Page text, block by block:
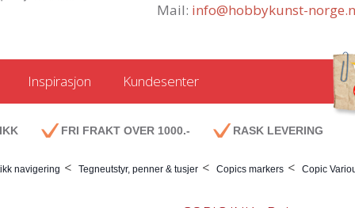
Mail: info@hobbykunst-
Inspirasjon Kundesenter
FRI FRAKT OVER 1000.- RASK LEVERING
navigering < Tegneutstyr, penner & tusjer < Copics markers < Copic